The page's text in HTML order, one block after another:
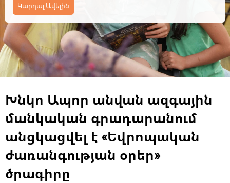
Կարդալ Ավելին
Խնկո Ապոր անվան ազգային
մանկական գրադարանում
անցկացվել է «Եվրոպական
ժառանգության օրեր»
ծրագիրը